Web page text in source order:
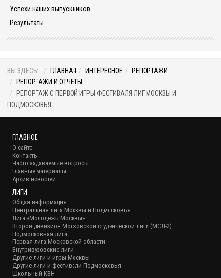
Успехи наших выпускников
Результаты
ВЫ ЗДЕСЬ: ГЛАВНАЯ ИНТЕРЕСНОЕ
РЕПОРТАЖИ
РЕПОРТАЖИ И ОТЧЕТЫ
РЕПОРТАЖ С ПЕРВОЙ ИГРЫ ФЕСТИВАЛЯ ЛИГ МОСКВЫ И
ПОДМОСКОВЬЯ
ГЛАВНОЕ
О сайте
Контакты
Часто задаваемые вопросы
Главные материалы
Архив новостей
ЛИГИ
Общая информация
Центральная лига Москвы и Подмосковья
Лига «Молодёжь Москвы»
Второй дивизион Московской студенческой лиги (МСЛ-2)
Подмосковная лига
Первая лига Московской области
Внутривузовские лиги
Другие лиги и игры Москвы
Другие лиги и фестивали Подмосковья
Школьный КВН